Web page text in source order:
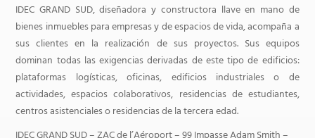
IDEC GRAND SUD, diseñadora y constructora llave en mano de
bienes inmuebles para empresas y de espacios de vida, acompaña a
sus clientes en la realización de sus proyectos. Sus equipos
dominan todas las exigencias derivadas de este tipo de edificios:
plataformas logísticas, oficinas, edificios industriales o de
actividades, espacios colaborativos, residencias de estudiantes,
centros asistenciales o residencias de la tercera edad.